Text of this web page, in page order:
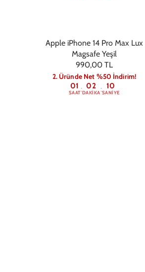
Apple iPhone 14 Pro Max Lux
Magsafe Yeşil
990,00 TL
2. Üründe Net %50 İndirim!
01
SAAT: 02
DAKIKA: 09
SANIYE